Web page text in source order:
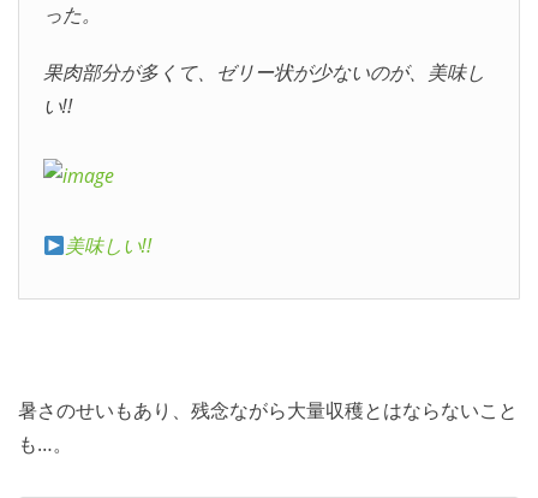
った。
果肉部分が多くて、ゼリー状が少ないのが、美味し
い‼︎
美味しい‼︎
暑さのせいもあり、残念ながら大量収穫とはならないこと
も…。